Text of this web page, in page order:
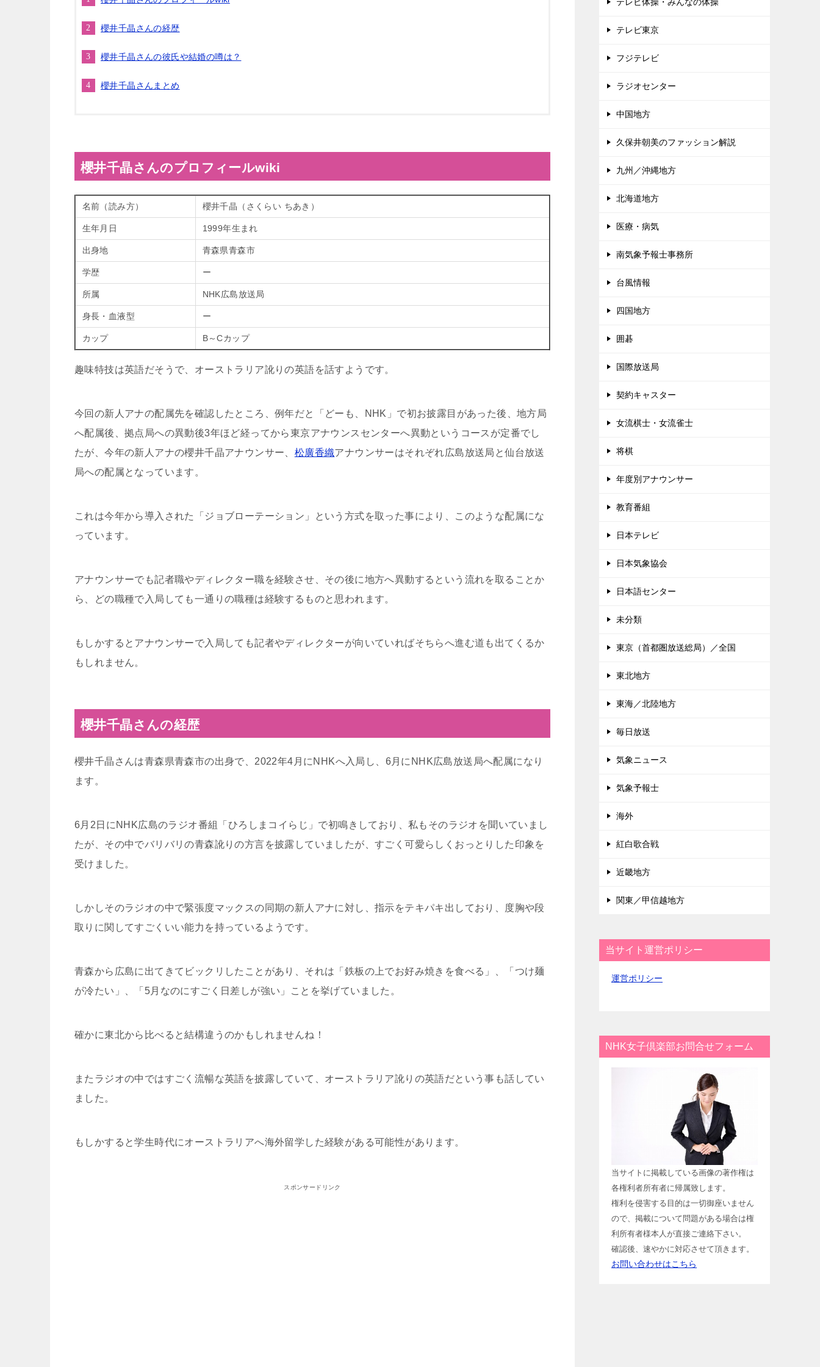
櫻井千晶さんの経歴
櫻井千晶さんの彼氏や結婚の噂は？
櫻井千晶さんまとめ
櫻井千晶さんのプロフィールwiki
名前（読み方） 櫻井千晶（さくらい ちあき）
生年月日 1999年生まれ
出身地 青森県青森市
学歴 ー
所属 NHK広島放送局
身長・血液型 ー
カップ B～Cカップ
趣味特技は英語だそうで、オーストラリア訛りの英語を話すようです。
今回の新人アナの配属先を確認したところ、例年だと「どーも、NHK」で初お披露目があった後、地方局
へ配属後、拠点局への異動後3年ほど経ってから東京アナウンスセンターへ異動というコースが定番でし
たが、今年の新人アナの櫻井千晶アナウンサー、 松廣香織アナウンサーはそれぞれ広島放送局と仙台放送
局への配属となっています。
これは今年から導入された「ジョブローテーション」という方式を取った事により、このような配属にな
っています。
アナウンサーでも記者職やディレクター職を経験させ、その後に地方へ異動するという流れを取ることか
ら、どの職種で入局しても一通りの職種は経験するものと思われます。
もしかするとアナウンサーで入局しても記者やディレクターが向いていればそちらへ進む道も出てくるか
もしれません。
櫻井千晶さんの経歴
櫻井千晶さんは青森県青森市の出身で、2022年4月にNHKへ入局し、6月にNHK広島放送局へ配属になり
ます。
6月2日にNHK広島のラジオ番組「ひろしまコイらじ」で初鳴きしており、私もそのラジオを聞いていまし
たが、その中でバリバリの青森訛りの方言を披露していましたが、すごく可愛らしくおっとりした印象を
受けました。
しかしそのラジオの中で緊張度マックスの同期の新人アナに対し、指示をテキパキ出しており、度胸や段
取りに関してすごくいい能力を持っているようです。
青森から広島に出てきてビックリしたことがあり、それは「鉄板の上でお好み焼きを食べる」、「つけ麺
が冷たい」、「5月なのにすごく日差しが強い」ことを挙げていました。
確かに東北から比べると結構違うのかもしれませんね！
またラジオの中ではすごく流暢な英語を披露していて、オーストラリア訛りの英語だという事も話してい
ました。
もしかすると学生時代にオーストラリアへ海外留学した経験がある可能性があります。
スポンサードリンク
テレビ東京
フジテレビ
ラジオセンター
中国地方
久保井朝美のファッション解説
九州／沖縄地方
北海道地方
医療・病気
南気象予報士事務所
台風情報
四国地方
囲碁
国際放送局
契約キャスター
女流棋士・女流雀士
将棋
年度別アナウンサー
教育番組
日本テレビ
日本気象協会
日本語センター
未分類
東京（首都圏放送総局）／全国
東北地方
東海／北陸地方
毎日放送
気象ニュース
気象予報士
海外
紅白歌合戦
近畿地方
関東／甲信越地方
当サイト運営ポリシー
運営ポリシー
NHK女子倶楽部お問合せフォーム
当サイトに掲載している画像の著作権は
各権利者所有者に帰属致します。
権利を侵害する目的は一切御座いません
ので、掲載について問題がある場合は権
利所有者様本人が直接ご連絡下さい。
確認後、速やかに対応させて頂きます。
お問い合わせはこちら